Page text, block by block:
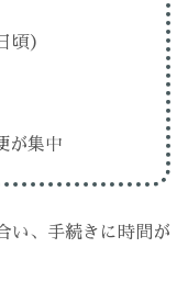
頃）
が集中
い、手続きに時間が